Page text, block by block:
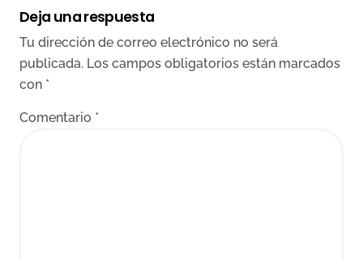
Deja una respuesta
Tu dirección de correo electrónico no será
publicada. Los campos obligatorios están marcados
con *
Comentario *